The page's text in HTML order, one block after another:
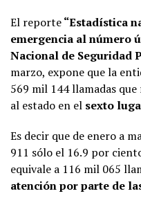
El reporte“Estadística
emergencia al número
Nacional de Seguridad
marzo, expone que la
569 mil 144 llamadas
al estado en el sexto
Es decir que de enero a
911 sólo el 16.9 por
equivale a 116 mil 065
atención por parte de